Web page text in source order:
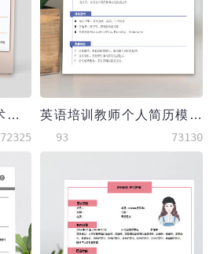
彩色ERP软件开发技术负责人简历
72325
英语培训教师个人简历模板
93 73130